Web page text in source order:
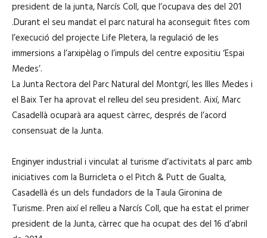
president de la junta, Narcís Coll, que l’ocupava des del 201
.Durant el seu mandat el parc natural ha aconseguit fites com
l’execució del projecte Life Pletera, la regulació de les
immersions a l’arxipèlag o l’impuls del centre expositiu ‘Espai
Medes’.
La Junta Rectora del Parc Natural del Montgrí, les Illes Medes i
el Baix Ter ha aprovat el relleu del seu president. Així, Marc
Casadellà ocuparà ara aquest càrrec, després de l’acord
consensuat de la Junta.
Enginyer industrial i vinculat al turisme d’activitats al parc amb
iniciatives com la Burricleta o el Pitch & Putt de Gualta,
Casadellà és un dels fundadors de la Taula Gironina de
Turisme. Pren així el relleu a Narcís Coll, que ha estat el primer
president de la Junta, càrrec que ha ocupat des del 16 d’abril